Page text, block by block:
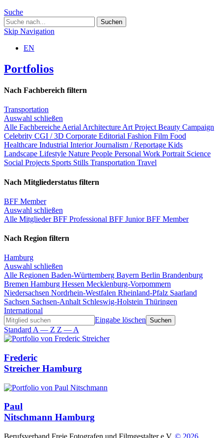
Suche
Skip Navigation
EN
Portfolios
Nach Fachbereich filtern
Transportation
Auswahl schließen
Alle Fachbereiche Aerial Architecture Art Project Beauty Campaign
Celebrity CGI / 3D Corporate Editorial Fashion Film Food
Healthcare Industrial InteriorJournalism / Reportage Kids
Landscape Lifestyle Nature People Personal Work Portrait Science
Social Projects Sports Stills Transportation Travel
Nach Mitgliederstatus filtern
BFF Member
Auswahl schließen
Alle MitgliederBFF Professional BFF JuniorBFF Member
Nach Region filtern
Hamburg
Auswahl schließen
Alle Regionen Baden-Württemberg Bayern Berlin Brandenburg
Bremen Hamburg Hessen Mecklenburg-Vorpommern
Niedersachsen Nordrhein-Westfalen Rheinland-Pfalz Saarland
Sachsen Sachsen-Anhalt Schleswig-Holstein Thüringen
International
Eingabe löschen
Standard A — Z Z — A
Frederic
Streicher Hamburg
Paul
Nitschmann Hamburg